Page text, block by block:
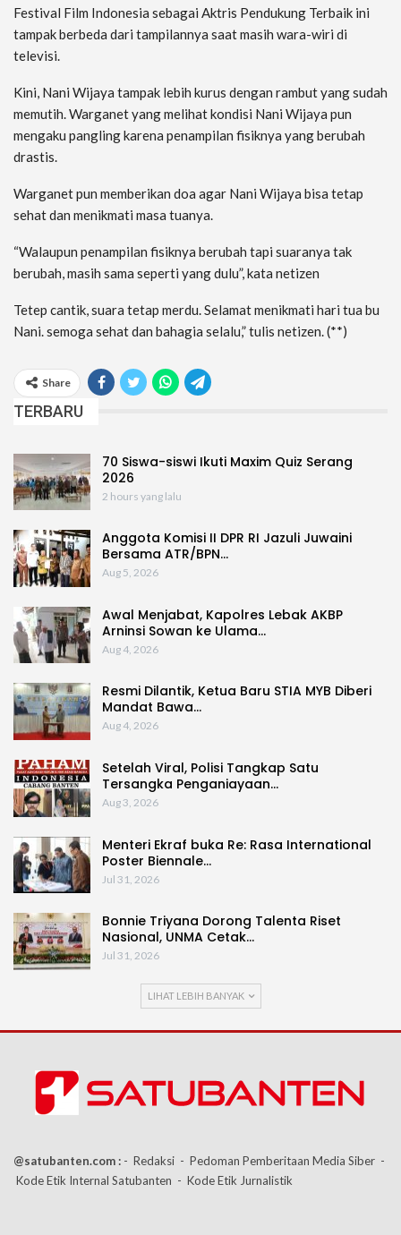
Festival Film Indonesia sebagai Aktris Pendukung Terbaik ini
tampak berbeda dari tampilannya saat masih wara-wiri di
televisi.
Kini, Nani Wijaya tampak lebih kurus dengan rambut yang sudah
memutih. Warganet yang melihat kondisi Nani Wijaya pun
mengaku pangling karena penampilan fisiknya yang berubah
drastis.
Warganet pun memberikan doa agar Nani Wijaya bisa tetap
sehat dan menikmati masa tuanya.
“Walaupun penampilan fisiknya berubah tapi suaranya tak
berubah, masih sama seperti yang dulu”, kata netizen
Tetep cantik, suara tetap merdu. Selamat menikmati hari tua bu
Nani. semoga sehat dan bahagia selalu,” tulis netizen. (**)
Share
TERBARU
70 Siswa-siswi Ikuti Maxim Quiz Serang
2026
2 hours yang lalu
Anggota Komisi II DPR RI Jazuli Juwaini
Bersama ATR/BPN…
Aug 5, 2026
Awal Menjabat, Kapolres Lebak AKBP
Arninsi Sowan ke Ulama…
Aug 4, 2026
Resmi Dilantik, Ketua Baru STIA MYB Diberi
Mandat Bawa…
Aug 4, 2026
Setelah Viral, Polisi Tangkap Satu
Tersangka Penganiayaan…
Aug 3, 2026
Menteri Ekraf buka Re: Rasa International
Poster Biennale…
Jul 31, 2026
Bonnie Triyana Dorong Talenta Riset
Nasional, UNMA Cetak…
Jul 31, 2026
LIHAT LEBIH BANYAK
@satubanten.com : - Redaksi - Pedoman Pemberitaan Media Siber -
Kode Etik Internal Satubanten - Kode Etik Jurnalistik